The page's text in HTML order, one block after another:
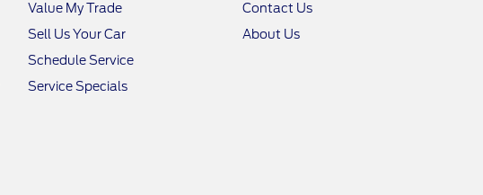
Value My Trade
Sell Us Your Car
Schedule Service
Service Specials
Contact Us
About Us